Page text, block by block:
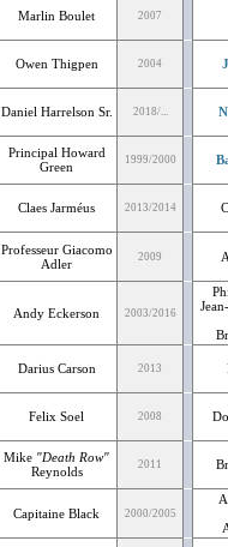
Marlin Boulet 2007
Owen Thigpen 2004
Daniel Harrelson Sr. 2018/...
Principal Howard
Green
1999/2000
Claes Jarméus 2013/2014
Professeur Giacomo
Adler
2009
Andy Eckerson 2003/2016
Darius Carson 2013
Felix Soel 2008
Mike "Death Row"
Reynolds
2011
Capitaine Black 2000/2005